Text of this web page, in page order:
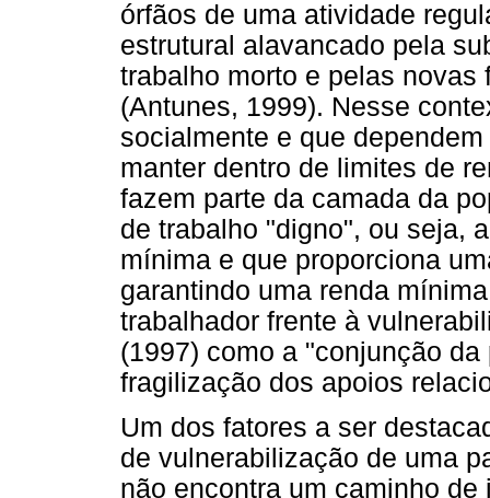
órfãos de uma atividade
estrutural alavancado pela
trabalho morto e pelas
(Antunes, 1999). Nesse
socialmente e que
manter dentro de limites de
fazem parte da camada da
de trabalho "digno", ou seja,
mínima e que proporciona
garantindo uma renda
trabalhador frente à
(1997) como a "conjunção
fragilização dos apoios
Um dos fatores a ser
de vulnerabilização de uma
não encontra um caminho